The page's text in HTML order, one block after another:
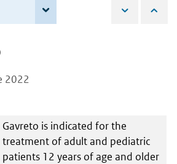
2022
Gavreto is indicated for the
treatment of adult and pediatric
patients 12 years of age and older